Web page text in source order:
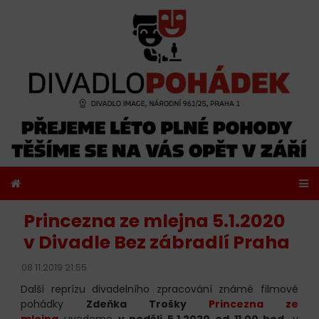
Princezna ze mlejna 5.1.2020
v Divadle Bez zábradlí Praha
08.11.2019 21:55
Další reprízu divadelního zpracování známé filmové
pohádky Zdeňka Trošky Princezna ze